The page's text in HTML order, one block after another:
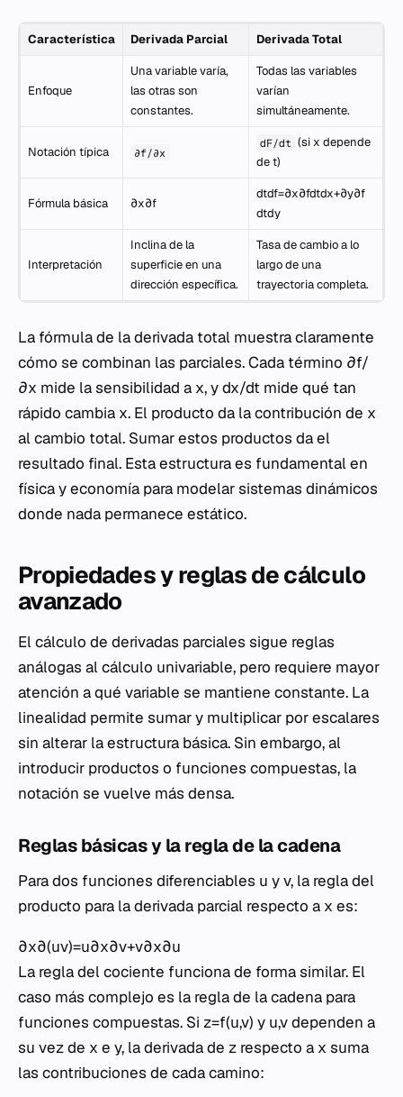
Característica Derivada Parcial Derivada Total
Enfoque
Una variable varía,
las otras son
constantes.
Todas las variables
varían
simultáneamente.
Notación típica ∂f/∂x
dF/dt (six depende
det)
Fórmula básica ∂x∂f​
dtdf​=∂x∂f​dtdx​+∂y∂f​
dtdy​
Interpretación
Inclina de la
superficie en una
dirección específica.
Tasa de cambio a lo
largo de una
trayectoria completa.
La fórmula de la derivada total muestra claramente
cómo se combinan las parciales. Cada término ∂f/
∂x mide la sensibilidad a x, ydx/dt mide qué tan
rápido cambia x. El producto da la contribución de x
al cambio total. Sumar estos productos da el
resultado final. Esta estructura es fundamental en
física y economía para modelar sistemas dinámicos
donde nada permanece estático.
Propiedades y reglas de cálculo
avanzado
El cálculo de derivadas parciales sigue reglas
análogas al cálculo univariable, pero requiere mayor
atención a qué variable se mantiene constante. La
linealidad permite sumar y multiplicar por escalares
sin alterar la estructura básica. Sin embargo, al
introducir productos o funciones compuestas, la
notación se vuelve más densa.
Reglas básicas y la regla de la cadena
Para dos funciones diferenciables u y v, la regla del
producto para la derivada parcial respecto a x es:
∂x∂​(uv)=u∂x∂v​+v∂x∂u​
La regla del cociente funciona de forma similar. El
caso más complejo es la regla de la cadena para
funciones compuestas. Si z=f(u,v) y u,v dependen a
su vez de x e y, la derivada de z respecto a x suma
las contribuciones de cada camino: